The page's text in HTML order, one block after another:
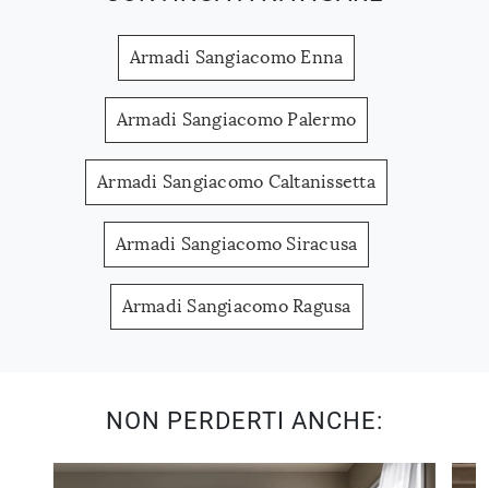
Armadi Sangiacomo Enna
Armadi Sangiacomo Palermo
Armadi Sangiacomo Caltanissetta
Armadi Sangiacomo Siracusa
Armadi Sangiacomo Ragusa
NON PERDERTI ANCHE: